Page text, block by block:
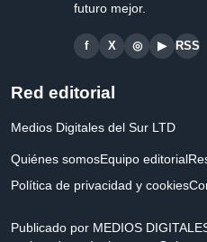
futuro mejor.
f X ◎ ▶ RSS
Red editorial
Medios Digitales del Sur LTD
Quiénes somosEquipo editorial
Política de privacidad y cookies
Publicado por MEDIOS